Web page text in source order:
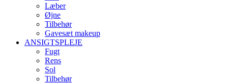
Læber
Øjne
Tilbehør
Gavesæt makeup
ANSIGTSPLEJE
Fugt
Rens
Sol
Tilbehør